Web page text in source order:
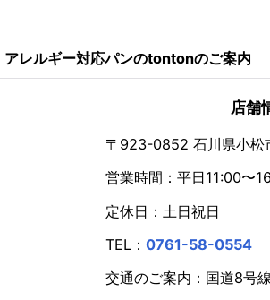
2024年
アレルギー対応パンのtontonのご案内
店舗
〒923-0852 石川県小松
営業時間：平日11:00〜
定休日：土日祝日
TEL： 0761-58-0554
交通のご案内：国道8号